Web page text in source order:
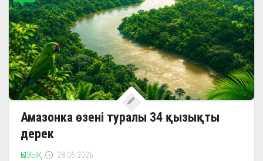
Амазонка өзені туралы 34 қызықты
дерек
ҚЫЗЫҚ 28.06.2026